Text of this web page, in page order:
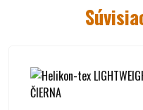
ponožiek M-Tac
10 % polyester